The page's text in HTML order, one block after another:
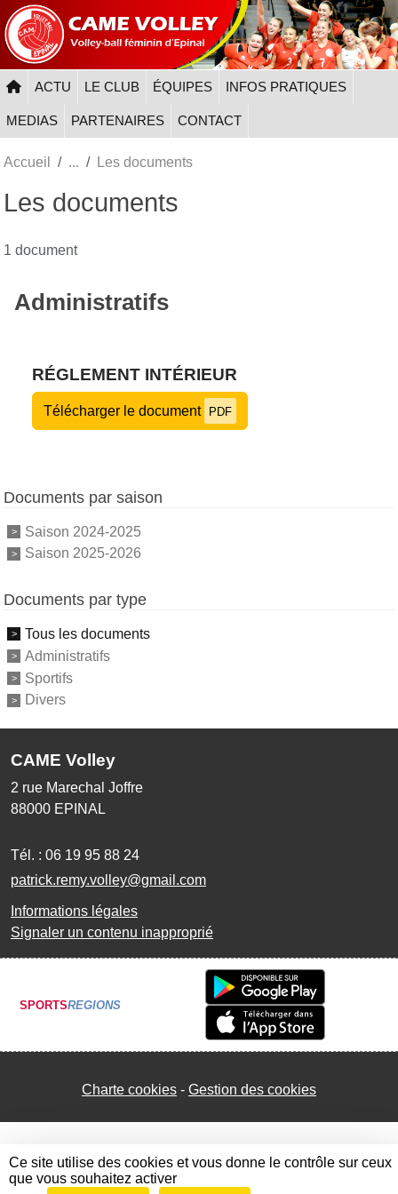
ACTU LE CLUB ÉQUIPES INFOS PRATIQUES
MEDIAS PARTENAIRES CONTACT
Accueil Les documents
Les documents
1 document
Administratifs
RÉGLEMENT INTÉRIEUR
Télécharger le document PDF
Documents par saison
Saison 2024-2025
Saison 2025-2026
Documents par type
Tous les documents
Administratifs
Sportifs
Divers
CAME Volley
2 rue Marechal Joffre
88000 EPINAL
Tél. : 06 19 95 88 24
patrick.remy.volley@gmail.com
Informations légales
Signaler un contenu inapproprié
SPORTSREGIONS
Charte cookies Gestion des cookies
Panneau de gestion des cookies
Ce site utilise des cookies et vous donne le contrôle sur ceux
que vous souhaitez activer